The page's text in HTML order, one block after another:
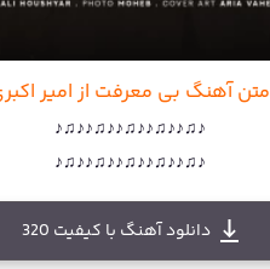
متن آهنگ بی معرفت از امیر
♪♫♪♪♫♪♪♫♪♪♫♪♪♫♪
♪♫♪♪♫♪♪♫♪♪♫♪♪♫♪
دانلود آهنگ با کیفیت 320